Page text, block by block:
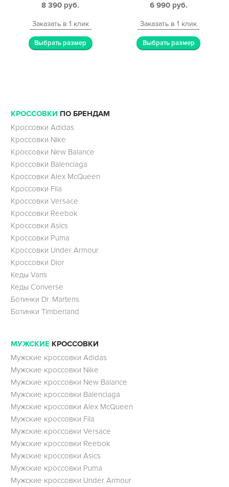
8 390 руб.
Заказать в 1 клик
Выбрать размер
6 990 руб.
Заказать в 1 клик
Выбрать размер
КРОССОВКИ ПО БРЕНДАМ
Кроссовки Adidas
Кроссовки Nike
Кроссовки New Balance
Кроссовки Balenciaga
Кроссовки Alex McQueen
Кроссовки Fila
Кроссовки Versace
Кроссовки Reebok
Кроссовки Asics
Кроссовки Puma
Кроссовки Under Armour
Кроссовки Dior
Кеды Vans
Кеды Converse
Ботинки Dr. Martens
Ботинки Timberland
МУЖСКИЕ КРОССОВКИ
Мужские кроссовки Adidas
Мужские кроссовки Nike
Мужские кроссовки New Balance
Мужские кроссовки Balenciaga
Мужские кроссовки Alex McQueen
Мужские кроссовки Fila
Мужские кроссовки Versace
Мужские кроссовки Reebok
Мужские кроссовки Asics
Мужские кроссовки Puma
Мужские кроссовки Under Armour